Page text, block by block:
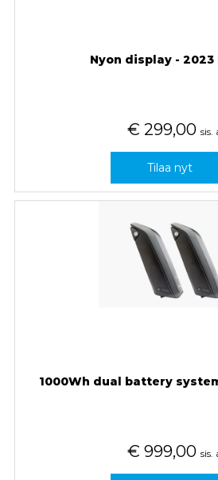
Nyon display - 2023
€ 299,00 sis.
Tilaa nyt
1000Wh dual battery
€ 999,00 sis.